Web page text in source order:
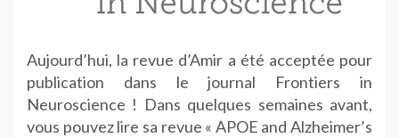
Aujourd’hui, la revue d’Amir a été acceptée pour
publication dans le journal Frontiers in
Neuroscience ! Dans quelques semaines avant,
vous pouvez lire sa revue « APOE and Alzheimer’s